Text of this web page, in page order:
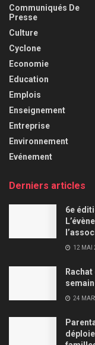
Communiqués De
Presse
Culture
Cyclone
Economie
Education
Emplois
Enseignement
Entreprise
Environnement
Evénement
Derniers articles
6e
12 MAI
24